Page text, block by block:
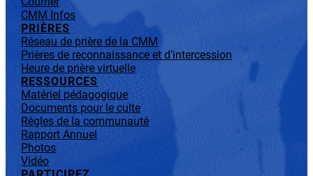
CMM Infos
PRIÈRES
Réseau de prière de la CMM
Prières de reconnaissance et d’intercession
Heure de prière virtuelle
RESSOURCES
Matériel pédagogique
Documents pour le culte
Règles de la communauté
Rapport Annuel
Photos
Vidéo